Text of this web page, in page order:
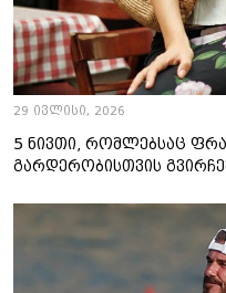
29 ივლისი, 2026
5 ნივთი, რომლებსაც
გარდერობისთვის